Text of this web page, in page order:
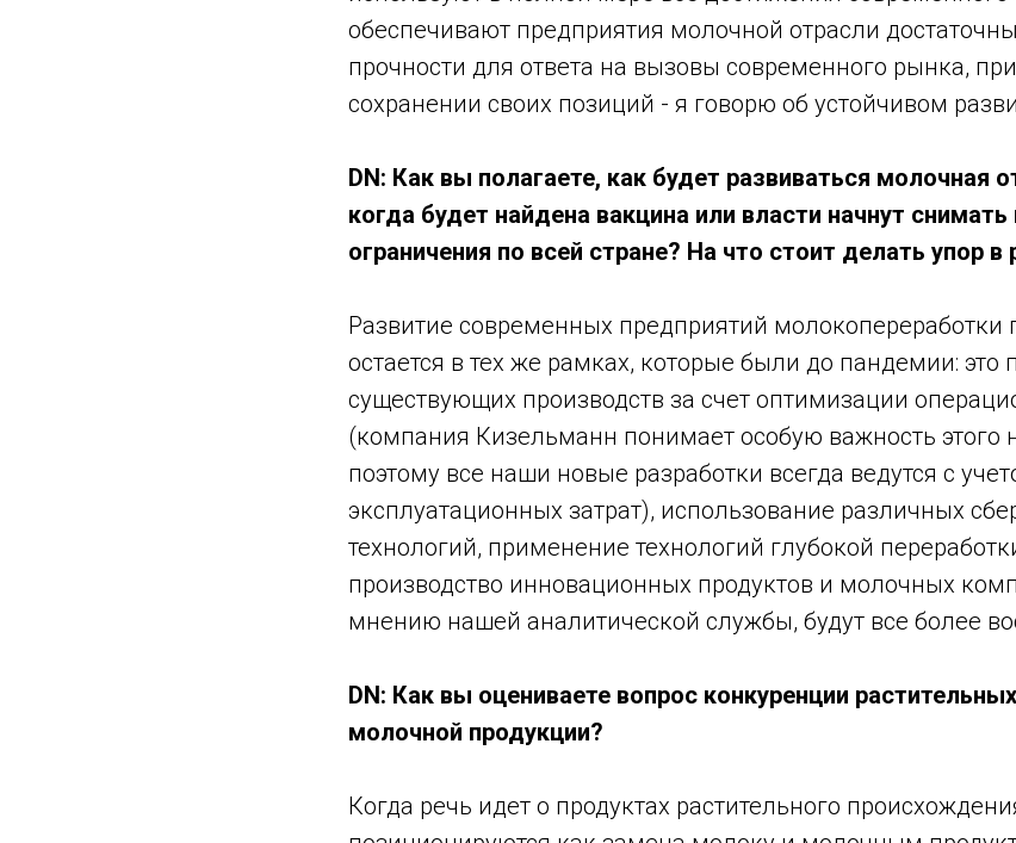
обеспечивают предприятия молочной отрасли
прочности для ответа на вызовы современного рынка,
сохранении своих позиций - я говорю об устойчивом
DN: Как вы полагаете, как будет развиваться молочная
когда будет найдена вакцина или власти начнут
ограничения по всей стране? На что стоит делать упор в
Развитие современных предприятий
остается в тех же рамках, которые были до пандемии: это
существующих производств за счет оптимизации
(компания Кизельманн понимает особую важность этого
поэтому все наши новые разработки всегда ведутся с
эксплуатационных затрат), использование различных
технологий, применение технологий глубокой
производство инновационных продуктов и молочных
мнению нашей аналитической службы, будут все более
DN: Как вы оцениваете вопрос конкуренции
молочной продукции?
Когда речь идет о продуктах растительного